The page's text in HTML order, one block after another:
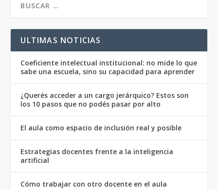
ULTIMAS NOTICIAS
Coeficiente intelectual institucional: no mide lo que
sabe una escuela, sino su capacidad para aprender
¿Querés acceder a un cargo jerárquico? Estos son
los 10 pasos que no podés pasar por alto
El aula como espacio de inclusión real y posible
Estrategias docentes frente a la inteligencia
artificial
Cómo trabajar con otro docente en el aula